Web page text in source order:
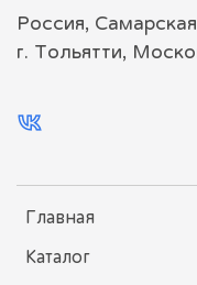
Главная
Каталог
Россия,
г. Тольятти,